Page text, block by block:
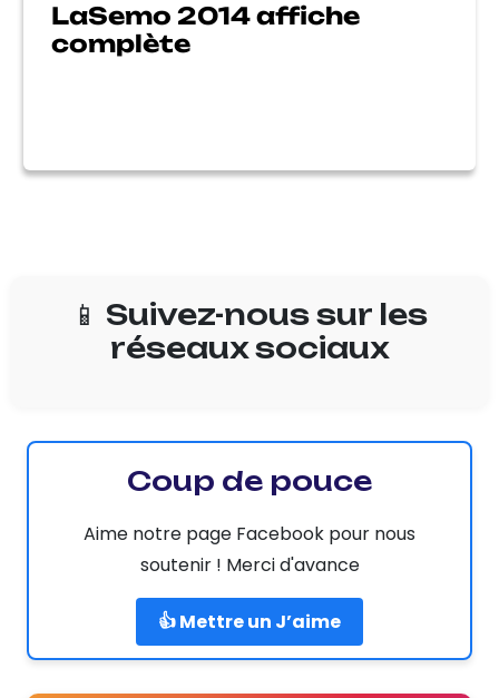
LaSemo 2014 affiche
complète
📱 Suivez-nous sur les
réseaux sociaux
Coup de pouce
Aime notre page Facebook pour nous
soutenir ! Merci d'avance
👍 Mettre un J’aime